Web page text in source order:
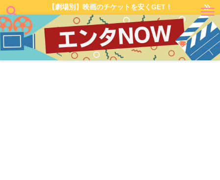
【劇場別】映画のチケットを安くGET！